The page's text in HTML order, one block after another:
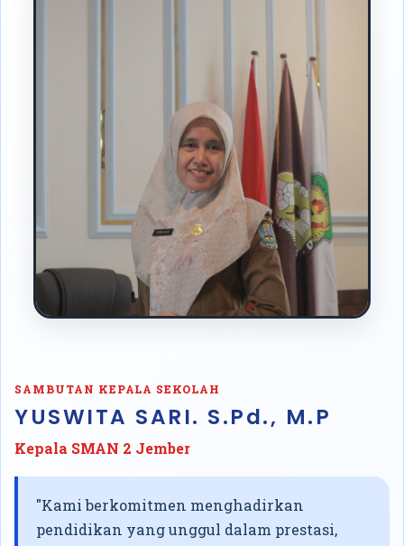
SAMBUTAN KEPALA SEKOLAH
YUSWITA SARI. S.Pd., M.P
Kepala SMAN 2 Jember
"Kami berkomitmen menghadirkan
pendidikan yang unggul dalam prestasi,